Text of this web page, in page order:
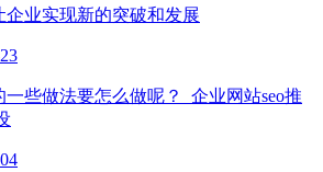
企业实现新的突破和发展
一些做法要怎么做呢？_企业网站seo推